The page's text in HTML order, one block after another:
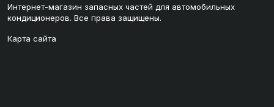
Интернет-магазин запасных частей для автомобильных
кондиционеров. Все права защищены.
Карта сайта